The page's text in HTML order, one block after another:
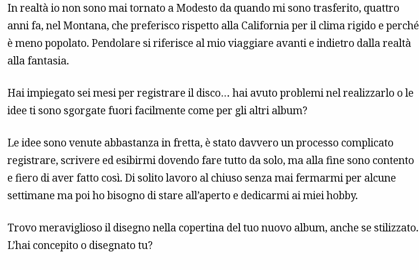
In realtà io non sono mai tornato a Modesto da quando mi sono trasferito, quattro
anni fa, nel Montana, che preferisco rispetto alla California per il clima rigido e perché
è meno popolato. Pendolare si riferisce al mio viaggiare avanti e indietro dalla realtà
alla fantasia.
Hai impiegato sei mesi per registrare il disco… hai avuto problemi nel realizzarlo o le
idee ti sono sgorgate fuori facilmente come per gli altri album?
Le idee sono venute abbastanza in fretta, è stato davvero un processo complicato
registrare, scrivere ed esibirmi dovendo fare tutto da solo, ma alla fine sono contento
e fiero di aver fatto così. Di solito lavoro al chiuso senza mai fermarmi per alcune
settimane ma poi ho bisogno di stare all’aperto e dedicarmi ai miei hobby.
Trovo meraviglioso il disegno nella copertina del tuo nuovo album, anche se stilizzato.
L’hai concepito o disegnato tu?